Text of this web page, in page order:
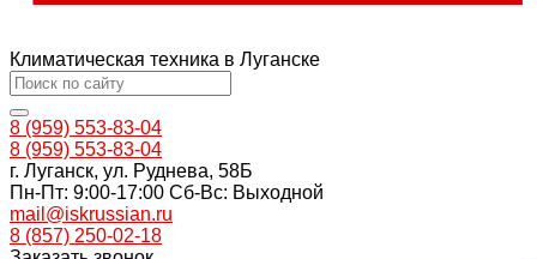
Климатическая техника в Луганске
8 (959) 553-83-04
8 (959) 553-83-04
г. Луганск, ул. Руднева, 58Б
Пн-Пт: 9:00-17:00 Cб-Вс: Выходной
mail@iskrussian.ru
8 (857) 250-02-18